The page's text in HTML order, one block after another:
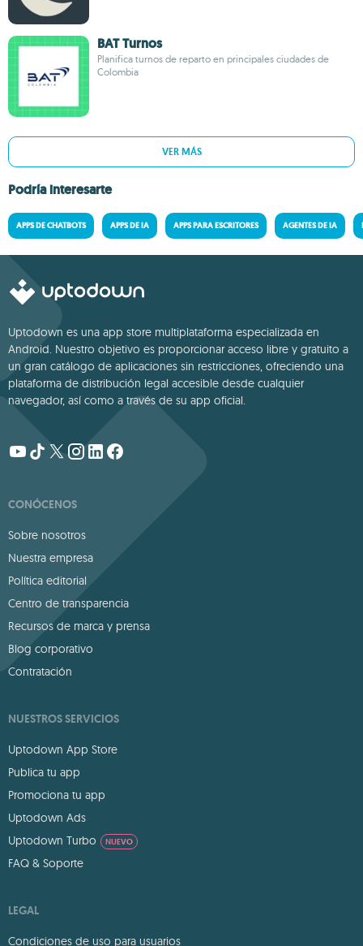
BAT Turnos
Planifica turnos de reparto en principales ciudades de
Colombia
VER MÁS
Podría interesarte
APPS DE CHATBOTS APPS DE IA APPS PARA ESCRITORES AGENTES DE IA
Uptodown es una app store multiplataforma especializada en
Android. Nuestro objetivo es proporcionar acceso libre y gratuito a
un gran catálogo de aplicaciones sin restricciones, ofreciendo una
plataforma de distribución legal accesible desde cualquier
navegador, así como a través de su app oficial.
CONÓCENOS
Sobre nosotros
Nuestra empresa
Política editorial
Centro de transparencia
Recursos de marca y prensa
Blog corporativo
Contratación
NUESTROS SERVICIOS
Uptodown App Store
Publica tu app
Promociona tu app
Uptodown Ads
Uptodown Turbo
NUEVO
FAQ & Soporte
LEGAL
Condiciones de uso para usuarios